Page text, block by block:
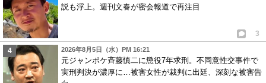
説も浮上。週刊文春が密会報道で再注目
3
2026年8月5日（水）PM 16:21
元ジャンポケ斉藤慎二に懲役7年求刑。不同意性交事件で
実刑判決が濃厚に…被害女性が裁判に出廷、深刻な被害告